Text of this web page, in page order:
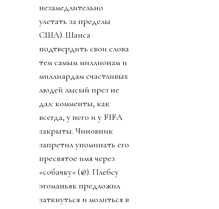
незамедлительно
улетать за пределы
США). Шанса
подтвердить свои слова
тем самым миллионам и
миллиардам счастливых
людей лысый през не
дал: комменты, как
всегда, у него и у FIFA
закрыты. Чиновник
запретил упоминать его
пресвятое имя через
«собачку» (@). Плебсу
эгоманьяк предложил
заткнуться и молиться в